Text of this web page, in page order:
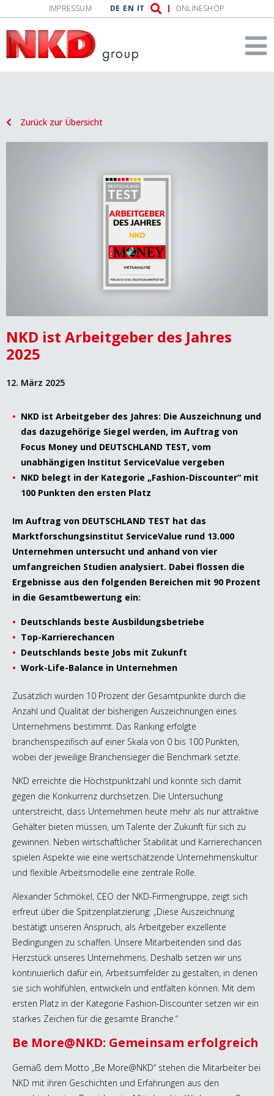
IMPRESSUM DE EN IT ONLINESHOP
Zurück zur Übersicht
NKD ist Arbeitgeber des Jahres
2025
12. März 2025
NKD ist Arbeitgeber des Jahres: Die Auszeichnung und
das dazugehörige Siegel werden, im Auftrag von
Focus Money und DEUTSCHLAND TEST, vom
unabhängigen Institut ServiceValue vergeben
NKD belegt in der Kategorie „Fashion-Discounter“ mit
100 Punkten den ersten Platz
Im Auftrag von DEUTSCHLAND TEST hat das
Marktforschungsinstitut ServiceValue rund 13.000
Unternehmen untersucht und anhand von vier
umfangreichen Studien analysiert. Dabei flossen die
Ergebnisse aus den folgenden Bereichen mit 90 Prozent
in die Gesamtbewertung ein:
Deutschlands beste Ausbildungsbetriebe
Top-Karrierechancen
Deutschlands beste Jobs mit Zukunft
Work-Life-Balance in Unternehmen
Zusätzlich wurden 10 Prozent der Gesamtpunkte durch die
Anzahl und Qualität der bisherigen Auszeichnungen eines
Unternehmens bestimmt. Das Ranking erfolgte
branchenspezifisch auf einer Skala von 0 bis 100 Punkten,
wobei der jeweilige Branchensieger die Benchmark setzte.
NKD erreichte die Höchstpunktzahl und konnte sich damit
gegen die Konkurrenz durchsetzen. Die Untersuchung
unterstreicht, dass Unternehmen heute mehr als nur attraktive
Gehälter bieten müssen, um Talente der Zukunft für sich zu
gewinnen. Neben wirtschaftlicher Stabilität und Karrierechancen
spielen Aspekte wie eine wertschätzende Unternehmenskultur
und flexible Arbeitsmodelle eine zentrale Rolle.
Alexander Schmökel, CEO der NKD-Firmengruppe, zeigt sich
erfreut über die Spitzenplatzierung: „Diese Auszeichnung
bestätigt unseren Anspruch, als Arbeitgeber exzellente
Bedingungen zu schaffen. Unsere Mitarbeitenden sind das
Herzstück unseres Unternehmens. Deshalb setzen wir uns
kontinuierlich dafür ein, Arbeitsumfelder zu gestalten, in denen
sie sich wohlfühlen, entwickeln und entfalten können. Mit dem
ersten Platz in der Kategorie Fashion-Discounter setzen wir ein
starkes Zeichen für die gesamte Branche.“
Be More@NKD: Gemeinsam erfolgreich
Gemäß dem Motto „Be More@NKD“ stehen die Mitarbeiter bei
NKD mit ihren Geschichten und Erfahrungen aus den